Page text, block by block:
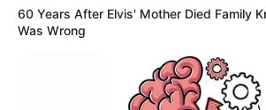
60 Years After Elvis' Mother Died Family
Was Wrong